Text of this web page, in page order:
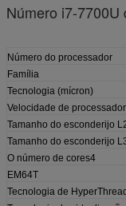
Número i7-7700U
Número do processador
Família
Tecnologia (mícron)
Velocidade de
Tamanho do esconderijo
Tamanho do esconderijo
O número de cores4
EM64T
Tecnologia de